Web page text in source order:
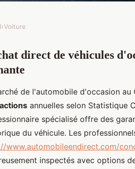
choix !
›Voiture
direct de véhicules
de l'automobile d'occasion au
annuelles selon Statistique
spécialisé offre des
du véhicule. Les
www.automobileendirect.com/
inspectés avec options